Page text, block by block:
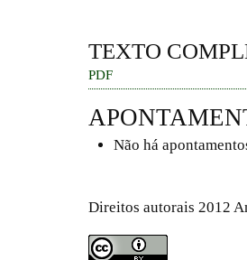
TEXTO
PDF
Não há
Direitos autorais 2012